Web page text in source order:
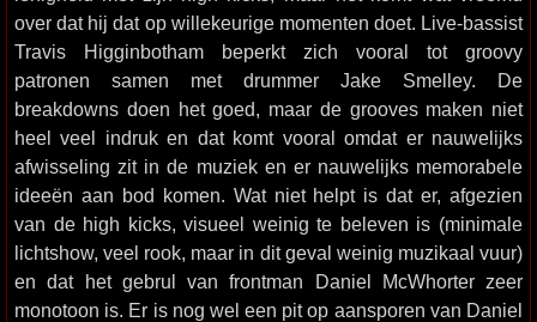
over dat hij dat op willekeurige momenten doet. Live-bassist
Travis Higginbotham beperkt zich vooral tot groovy
patronen samen met drummer Jake Smelley. De
breakdowns doen het goed, maar de grooves maken niet
heel veel indruk en dat komt vooral omdat er nauwelijks
afwisseling zit in de muziek en er nauwelijks memorabele
ideeën aan bod komen. Wat niet helpt is dat er, afgezien
van de high kicks, visueel weinig te beleven is (minimale
lichtshow, veel rook, maar in dit geval weinig muzikaal vuur)
en dat het gebrul van frontman Daniel McWhorter zeer
monotoon is. Er is nog wel een pit op aansporen van Daniel